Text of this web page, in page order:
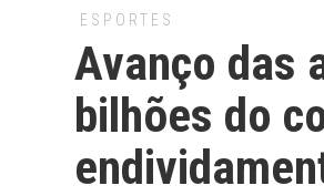
ESPORTES
Avanço das
bilhões do